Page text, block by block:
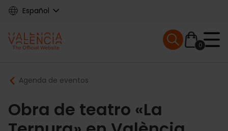
Skip
content
Español
Main
navigation
0
Mobile menu
Breadcrumb
Agenda de eventos
Obra de teatro «La